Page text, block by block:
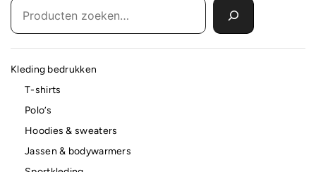
Kleding bedrukken
T-shirts
Polo’s
Hoodies & sweaters
Jassen & bodywarmers